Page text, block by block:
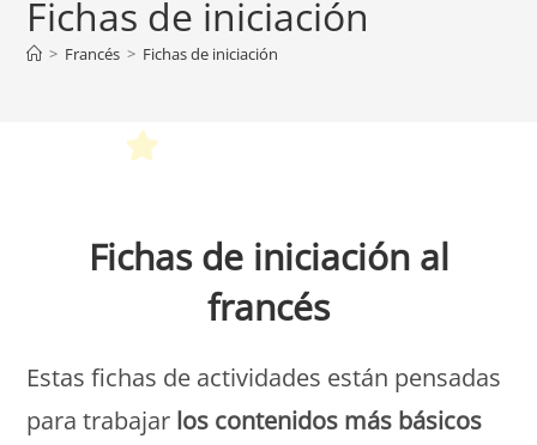
Fichas de iniciación
> Francés > Fichas de iniciación
Fichas de iniciación al
francés
Estas fichas de actividades están pensadas
para trabajar los contenidos más básicos